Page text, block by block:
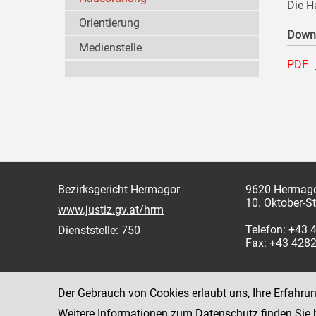
Die
PDF
Orientierung
Medienstelle
Bezirksgericht Hermagor
www.justiz.gv.at/hrm
Dienststelle: 750
9620
10. Oktober-
Telefon: +43
Fax: +43
Der Gebrauch von Cookies erlaubt uns, Ihre